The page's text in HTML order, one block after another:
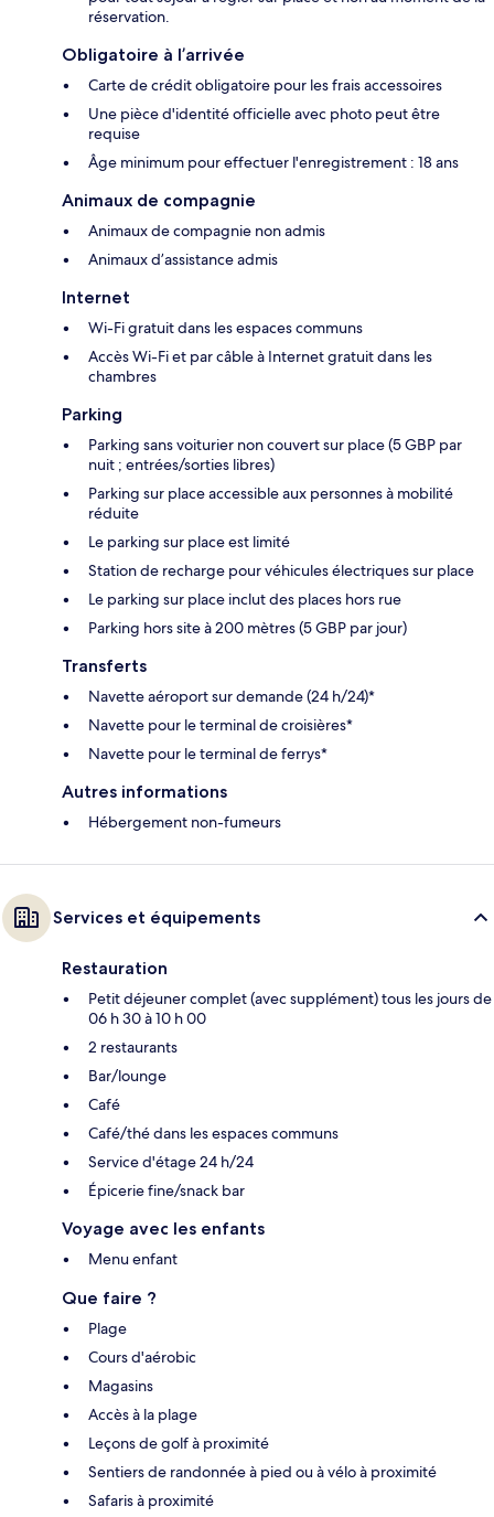
réservation.
Obligatoire à l’arrivée
Carte de crédit obligatoire pour les frais accessoires
Une pièce d'identité officielle avec photo peut être
requise
Âge minimum pour effectuer l'enregistrement : 18 ans
Animaux de compagnie
Animaux de compagnie non admis
Animaux d’assistance admis
Internet
Wi-Fi gratuit dans les espaces communs
Accès Wi-Fi et par câble à Internet gratuit dans les
chambres
Parking
Parking sans voiturier non couvert sur place (5 GBP par
nuit ; entrées/sorties libres)
Parking sur place accessible aux personnes à mobilité
réduite
Le parking sur place est limité
Station de recharge pour véhicules électriques sur place
Le parking sur place inclut des places hors rue
Parking hors site à 200 mètres (5 GBP par jour)
Transferts
Navette aéroport sur demande (24 h/24)*
Navette pour le terminal de croisières*
Navette pour le terminal de ferrys*
Autres informations
Hébergement non-fumeurs
Services et équipements
Restauration
Petit déjeuner complet (avec supplément) tous les jours de
06 h 30 à 10 h 00
2 restaurants
Bar/lounge
Café
Café/thé dans les espaces communs
Service d'étage 24 h/24
Épicerie fine/snack bar
Voyage avec les enfants
Menu enfant
Que faire ?
Plage
Cours d'aérobic
Magasins
Accès à la plage
Leçons de golf à proximité
Sentiers de randonnée à pied ou à vélo à proximité
Safaris à proximité